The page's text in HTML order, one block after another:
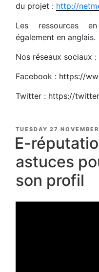
du projet : http://
Les ressources
également en anglais.
Nos réseaux sociaux :
Facebook : https://
Twitter : https://
POSTED
ON
TUESDAY 27
E-
astuces
son profil